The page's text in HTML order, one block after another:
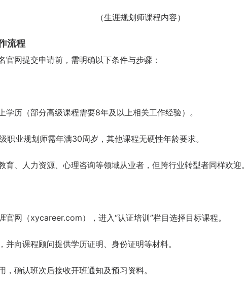
（生涯规划师课程内容）
流程
官网提交申请前，需明确以下条件与步骤：
学历（部分高级课程需要8年及以上相关工作经验）。
职业规划师需年满30周岁，其他课程无硬性年龄要求。
育、人力资源、心理咨询等领域从业者，但跨行业转型者同样欢迎。
官网（xycareer.com），进入“认证培训”栏目选择目标课程。
并向课程顾问提供学历证明、身份证明等材料。
，确认班次后接收开班通知及预习资料。